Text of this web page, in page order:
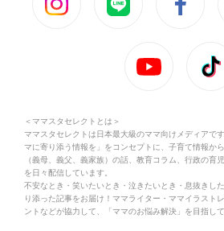
＜ママスタセレクトとは＞
ママスタセレクトは日本最大級のママ向けメディアで
マに寄り添う情報を」をコンセプトに、子育て情報か
（義母、義父、義家族）の話、教育コラム、行政の育
を日々配信しています。
不安なとき・笑いたいとき・泣きたいとき・息抜きし
り添った記事をお届け！ママライター・ママイラスト
ントなどが協力して、「ママのお悩み解決」を目指して